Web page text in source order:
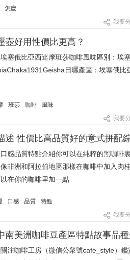
怎麼
我要
壺好用性價比更高？
塞俄比亞西達摩班莎咖啡風味區別：埃
日曬產區：埃塞俄比
班莎 咖啡
風味
我要
感品質特點介紹你可以在純粹的黑咖啡
非洲和阿拉伯地區那樣在咖啡中加入肉
在你的咖啡里加一點
口感 品質
特點
我要
南美洲咖啡豆產區特點故事品
注咖啡工房（微信公衆號cafe_style）鑑